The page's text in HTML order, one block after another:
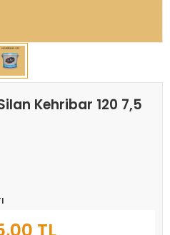
Kehribar 120 7,5